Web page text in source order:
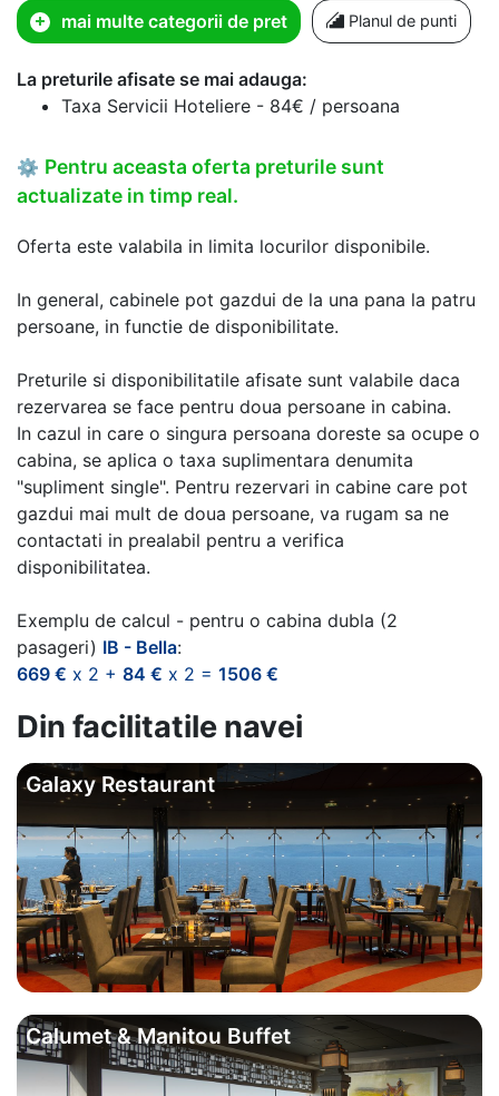
mai multe categorii de pret Planul de punti
La preturile afisate se mai adauga:
Taxa Servicii Hoteliere - 84€ / persoana
⚙ Pentru aceasta oferta preturile sunt
actualizate in timp real.
Oferta este valabila in limita locurilor disponibile.
In general, cabinele pot gazdui de la una pana la patru
persoane, in functie de disponibilitate.
Preturile si disponibilitatile afisate sunt valabile daca
rezervarea se face pentru doua persoane in cabina.
In cazul in care o singura persoana doreste sa ocupe o
cabina, se aplica o taxa suplimentara denumita
"supliment single". Pentru rezervari in cabine care pot
gazdui mai mult de doua persoane, va rugam sa ne
contactati in prealabil pentru a verifica
disponibilitatea.
Exemplu de calcul - pentru o cabina dubla (2
pasageri) IB - Bella:
669 € x 2 + 84 € x 2 = 1506 €
Din facilitatile navei
Galaxy Restaurant
Calumet & Manitou Buffet